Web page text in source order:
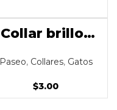
Collar brillos
Paseo, Collares, Gatos
$3.00